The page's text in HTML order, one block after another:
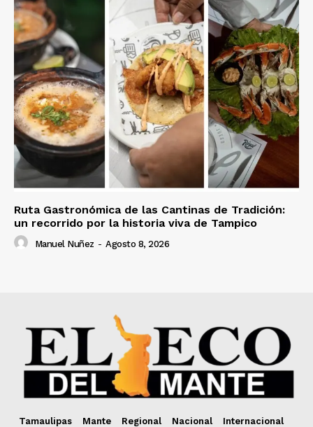
Ruta Gastronómica de las Cantinas de Tradición:
un recorrido por la historia viva de Tampico
Manuel Nuñez - Agosto 8, 2026
Tamaulipas Mante Regional Nacional
Internacional